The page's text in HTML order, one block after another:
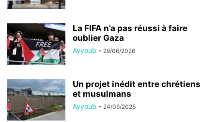
La FIFA n’a pas réussi à faire
oublier Gaza
Ayyoub - 29/06/2026
Un projet inédit entre chrétiens
et musulmans
Ayyoub - 24/06/2026